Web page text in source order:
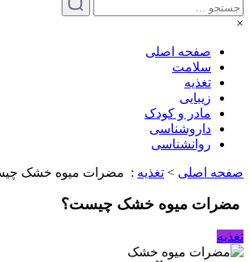
×
صفحه اصلی
سلامت
تغذیه
زیبایی
مادر و کودک
داروشناسی
روانشناسی
صفحه اصلی > تغذیه : مضرات میوه خشک
مضرات میوه خشک چیست؟
تغذیه